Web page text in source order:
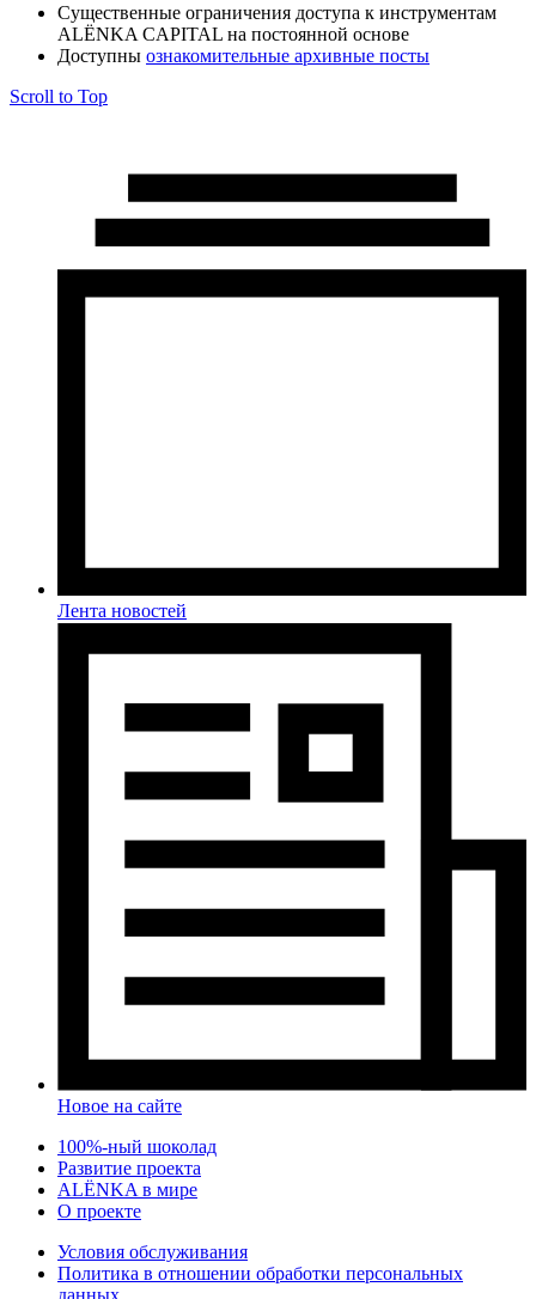
Cущественные ограничения доступа к инструментам
ALЁNKA CAPITAL на постоянной основе
Доступны ознакомительные архивные посты
Scroll to Top
Лента новостей
Новое на сайте
100%-ный шоколад
Развитие проекта
ALЁNKA в мире
О проекте
Условия обслуживания
Политика в отношении обработки персональных
данных